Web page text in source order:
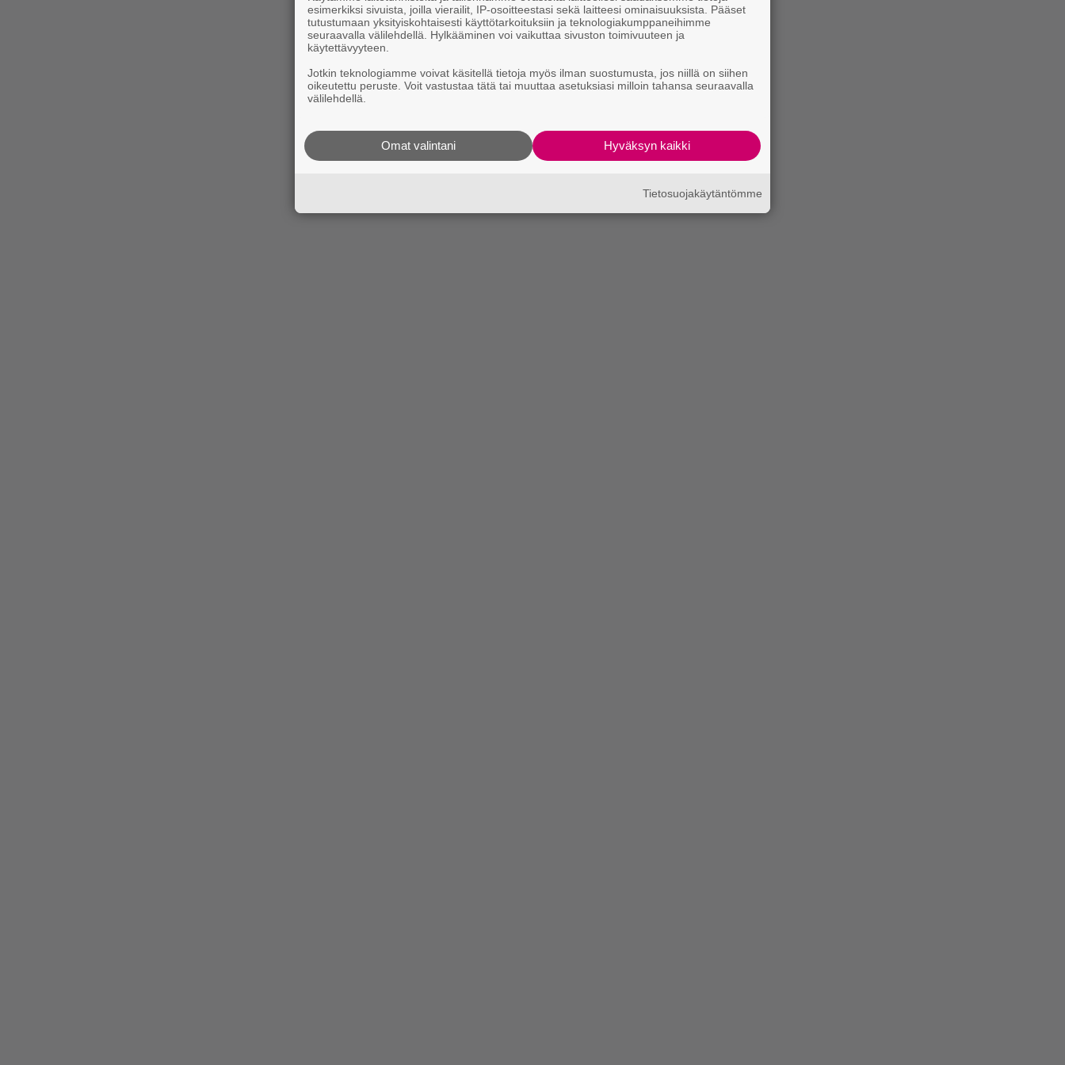
esimerkiksi sivuista, joilla vierailit, IP-osoitteestasi sekä laitteesi ominaisuuksista. Pääset
tutustumaan yksityiskohtaisesti käyttötarkoituksiin ja teknologiakumppaneihimme
seuraavalla välilehdellä. Hylkääminen voi vaikuttaa sivuston toimivuuteen ja
käytettävyyteen.
Jotkin teknologiamme voivat käsitellä tietoja myös ilman suostumusta, jos niillä on siihen
oikeutettu peruste. Voit vastustaa tätä tai muuttaa asetuksiasi milloin tahansa seuraavalla
välilehdellä.
Hyväksyn kaikki
Omat valintani
Tietosuojakäytäntömme